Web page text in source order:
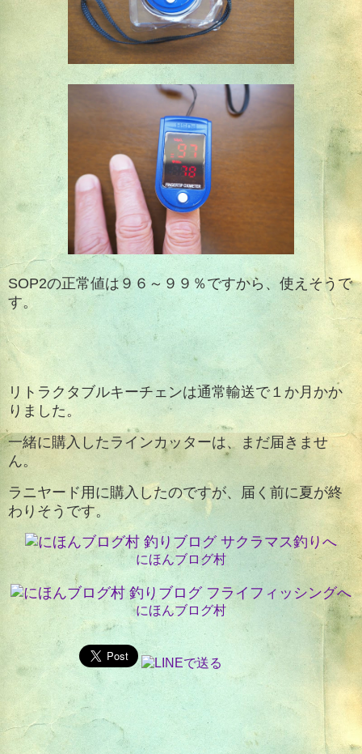
SOP2の正常値は９６～９９％ですから、使えそうで
す。
リトラクタブルキーチェンは通常輸送で１か月かか
りました。
一緒に購入したラインカッターは、まだ届きませ
ん。
ラニヤード用に購入したのですが、届く前に夏が終
わりそうです。
にほんブログ村
にほんブログ村